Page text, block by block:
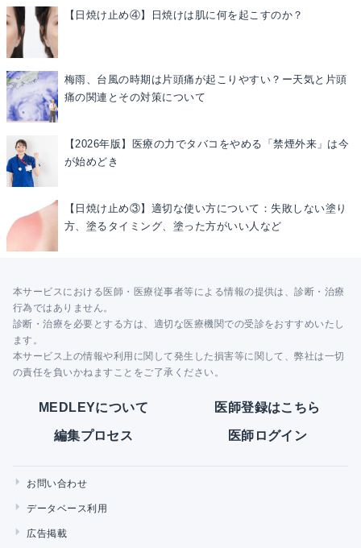
【日焼け止め④】日焼けは肌に何を起こすのか？
梅雨、台風の時期は片頭痛が起こりやすい？ー天気と片頭
痛の関連とその対策について
【2026年版】医療の力でタバコをやめる「禁煙外来」は今
が始めどき
【日焼け止め③】適切な使い方について：失敗しない塗り
方、塗るタイミング、塗った方がいい人など
本サービスにおける医師・医療従事者等による情報の提供は、診断・治療
行為ではありません。
診断・治療を必要とする方は、適切な医療機関での受診をおすすめいたし
ます。
本サービス上の情報や利用に関して発生した損害等に関して、弊社は一切
の責任を負いかねますことをご了承ください。
MEDLEYについて 医師登録はこちら
編集プロセス 医師ログイン
お問い合わせ
データベース利用
広告掲載